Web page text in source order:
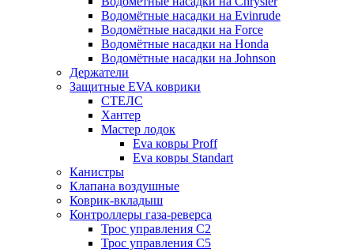
Водомётные насадки на Evinrude
Водомётные насадки на Force
Водомётные насадки на Honda
Водомётные насадки на Johnson
Держатели
Защитные EVA коврики
СТЕЛС
Хантер
Мастер лодок
Eva ковры Proff
Eva ковры Standart
Канистры
Клапана воздушные
Коврик-вкладыш
Контроллеры газа-реверса
Трос управления C2
Трос управления C5